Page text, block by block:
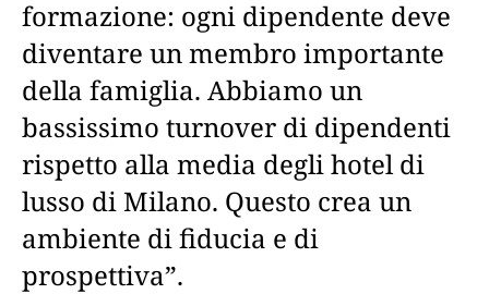
formazione: ogni dipendente deve
diventare un membro importante
della famiglia. Abbiamo un
bassissimo turnover di dipendenti
rispetto alla media degli hotel di
lusso di Milano. Questo crea un
ambiente di fiducia e di
prospettiva”.